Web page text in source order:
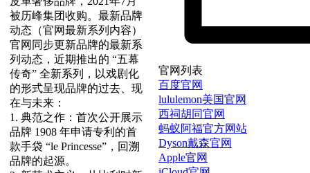
被历峰集团收购。最新品牌
动态（官网最新系列内容）
官网同步更新品牌的最新系
列动态，近期推出的 “五幕
传奇” 全新系列，以戏剧化
的形式呈现品牌的过去、现
在与未来：
1. 典范之作：首次公开展示
品牌 1908 年申请专利的首
款手袋 “le Princesse”，回溯
品牌的起源。
官网列表
百度官网
lululemon美国官网
西祠胡同官网
蚂蚁阿福官方网站
Dyson戴森官网
Apple官网